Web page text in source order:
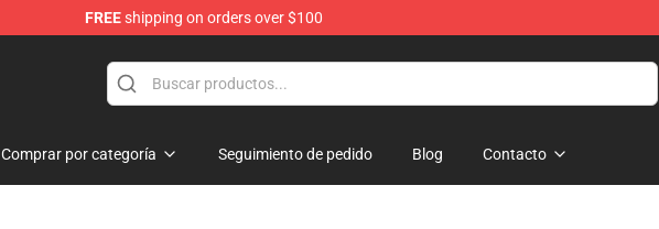
FREEshipping on orders over $100
Comprar por categoría Seguimiento de pedido Blog Contacto